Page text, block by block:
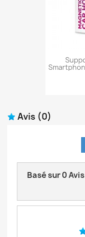
Avis (0)
Basé sur0Avis